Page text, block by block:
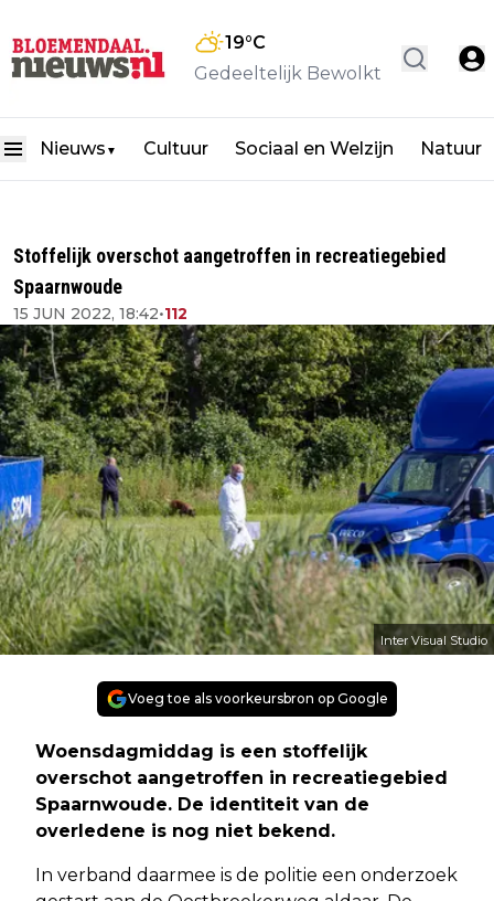
19°C
Gedeeltelijk Bewolkt
Nieuws ▼ Cultuur Sociaal en Welzijn Natuur
Stoffelijk overschot aangetroffen in recreatiegebied
Spaarnwoude
15 JUN 2022, 18:42•112
Inter Visual Studio
Voeg toe als voorkeursbron op Google
Woensdagmiddag is een stoffelijk
overschot aangetroffen in recreatiegebied
Spaarnwoude. De identiteit van de
overledene is nog niet bekend.
In verband daarmee is de politie een onderzoek